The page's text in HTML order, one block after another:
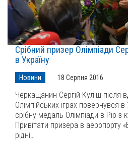
Срібний призер Олімпіади
в Україну
Новини 18 Серпня 2016
Черкащанин Сергій Куліш після
Олімпійських іграх повернувся
срібну медаль Олімпіади в Ріо з
Привітати призера в аеропорту
рідні…